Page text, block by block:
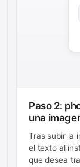
Paso 2:
una
Tras subir la
el texto al
que desea